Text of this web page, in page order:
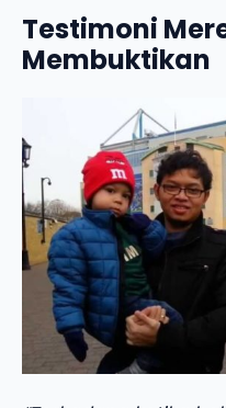
Testimoni
Membuktikan